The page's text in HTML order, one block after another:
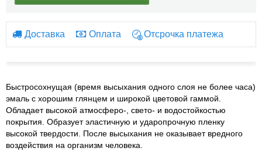
Доставка Оплата Отсрочка платежа
Быстросохнущая (время высыхания одного слоя не более часа)
эмаль с хорошим глянцем и широкой цветовой гаммой.
Обладает высокой атмосферо-, свето- и водостойкостью
покрытия. Образует эластичную и ударопрочную пленку
высокой твердости. После высыхания не оказывает вредного
воздействия на организм человека.